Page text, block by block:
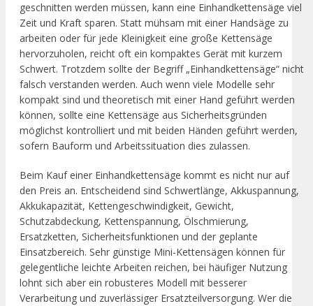
geschnitten werden müssen, kann eine Einhandkettensäge viel
Zeit und Kraft sparen. Statt mühsam mit einer Handsäge zu
arbeiten oder für jede Kleinigkeit eine große Kettensäge
hervorzuholen, reicht oft ein kompaktes Gerät mit kurzem
Schwert. Trotzdem sollte der Begriff „Einhandkettensäge“ nicht
falsch verstanden werden. Auch wenn viele Modelle sehr
kompakt sind und theoretisch mit einer Hand geführt werden
können, sollte eine Kettensäge aus Sicherheitsgründen
möglichst kontrolliert und mit beiden Händen geführt werden,
sofern Bauform und Arbeitssituation dies zulassen.
Beim Kauf einer Einhandkettensäge kommt es nicht nur auf
den Preis an. Entscheidend sind Schwertlänge, Akkuspannung,
Akkukapazität, Kettengeschwindigkeit, Gewicht,
Schutzabdeckung, Kettenspannung, Ölschmierung,
Ersatzketten, Sicherheitsfunktionen und der geplante
Einsatzbereich. Sehr günstige Mini-Kettensägen können für
gelegentliche leichte Arbeiten reichen, bei häufiger Nutzung
lohnt sich aber ein robusteres Modell mit besserer
Verarbeitung und zuverlässiger Ersatzteilversorgung. Wer die